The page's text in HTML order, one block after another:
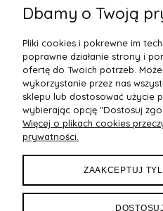
zwroty oraz profesjonalną
zakupy w naszym sklepie to
Nie czekaj – znajdź idealną
prawdziwa gwiazda!
MOJE
Dbamy o Twoją
Pliki cookies i pokrewne im
poprawne działanie strony i
ofertę do Twoich potrzeb.
wykorzystanie przez nas
sklepu lub dostosować użycie
wybierając opcję "Dostosuj
Więcej o plikach cookies
prywatności.
ZAAKCEPTUJ